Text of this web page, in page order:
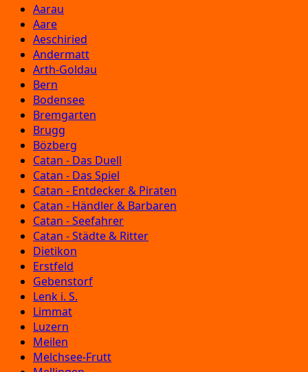
Aarau
Aare
Aeschiried
Andermatt
Arth-Goldau
Bern
Bodensee
Bremgarten
Brugg
Bözberg
Catan - Das Duell
Catan - Das Spiel
Catan - Entdecker & Piraten
Catan - Händler & Barbaren
Catan - Seefahrer
Catan - Städte & Ritter
Dietikon
Erstfeld
Gebenstorf
Lenk i. S.
Limmat
Luzern
Meilen
Melchsee-Frutt